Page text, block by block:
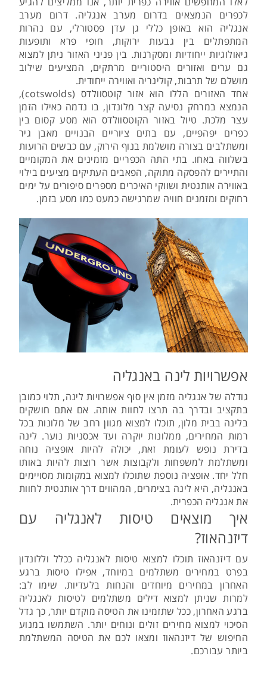
לכפרים הנמצאים בדרום מערב אנגליה. דרום מערב
אנגליה הוא באופן כללי גן עדן פסטורלי, עם נהרות
המתפתלים בין גבעות ירוקות, חופי פרא ותופעות
גיאולוגיות ייחודיות ומסקרנות. בין פניני האזור ניתן למצוא
גם ערים ואזורים היסטוריים מרתקים, המציעים שילוב
מושלם של תרבות, קולינריה ואווירה ייחודית.
אחד האזורים הללו הוא אזור קוטסוולדס (cotswolds),
הנמצא במרחק נסיעה קצר מלונדון, בו נדמה כאילו הזמן
עצר מלכת. טיול באזור הקוטסוולדס הוא מסע קסום בין
כפרים יפהפיים, עם בתים ציוריים הבנויים מאבן גיר
ומשתלבים בצורה מושלמת בנוף הירוק, עם כבשים הרועות
בשלווה באחו. בתי התה הכפריים מזמינים את המקומיים
והתיירים להפסקה מתוקה, הפאבים העתיקים מציעים בילוי
באווירה אותנטית ושווקי האיכרים מספרים סיפורים על ימים
רחוקים ומזמנים חוויה שמרגישה כמעט כמו מסע בזמן.
אפשרויות לינה באנגליה
גודלה של אנגליה מזמן אין סוף אפשרויות לינה, תלוי כמובן
בתקציב ובדרך בה תרצו לחוות אותה. אם אתם חושקים
בלינה בבית מלון, תוכלו למצוא מגוון רחב של מלונות בכל
רמות המחירים, ממלונות יוקרה ועד אכסניות נוער. לינה
בדירת נופש לעומת זאת, יכולה להיות אופציה נוחה
ומשתלמת למשפחות ולקבוצות אשר רוצות להיות באותו
חלל יחד. אופציה נוספת שתוכלו למצוא במקומות מסויימים
באנגליה, היא לינה בצימרים, המהווים דרך אותנטית לחוות
את אנגליה הכפרית.
איך מוצאים טיסות לאנגליה עם
דיזנהאוז?
עם דיזנהאוז תוכלו למצוא טיסות לאנגליה ככלל וללונדון
בפרט במחירים משתלמים במיוחד, אפילו טיסות ברגע
האחרון במחירים מיוחדים והנחות בלעדיות. שימו לב:
למרות שניתן למצוא דילים משתלמים לטיסות לאנגליה
ברגע האחרון, ככל שתזמינו את הטיסה מוקדם יותר, כך גדל
הסיכוי למצוא מחירים זולים ונוחים יותר. השתמשו במנוע
החיפוש של דיזנהאוז ומצאו לכם את הטיסה המשתלמת
ביותר עבורכם.